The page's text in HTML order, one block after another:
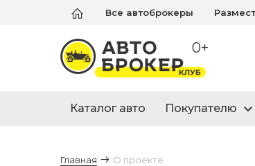
Все автоброкеры
0+
Каталог авто Покупателю
Главная О проекте